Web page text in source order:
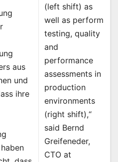
aus
und
ihre
(left shift) as
well as perform
testing, quality
and
performance
assessments in
production
environments
(right shift),“
said Bernd
Greifeneder,
CTO at